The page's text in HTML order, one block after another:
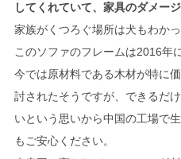
してくれていて、家具のダメー
家族がくつろぐ場所は犬もわか
このソファのフレームは2016年
今では原材料である木材が特に
討されたそうですが、できるだ
いという思いから中国の工場で
もご安心ください。